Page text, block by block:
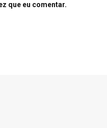
que eu comentar.